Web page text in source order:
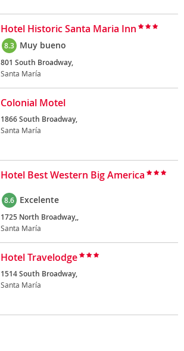
Hotel Historic Santa Maria Inn
8.3 Muy bueno
801 South Broadway,
Santa María
Colonial Motel
1866 South Broadway,
Santa María
Hotel Best Western Big America
8.6 Excelente
1725 North Broadway,,
Santa María
Hotel Travelodge
1514 South Broadway,
Santa María